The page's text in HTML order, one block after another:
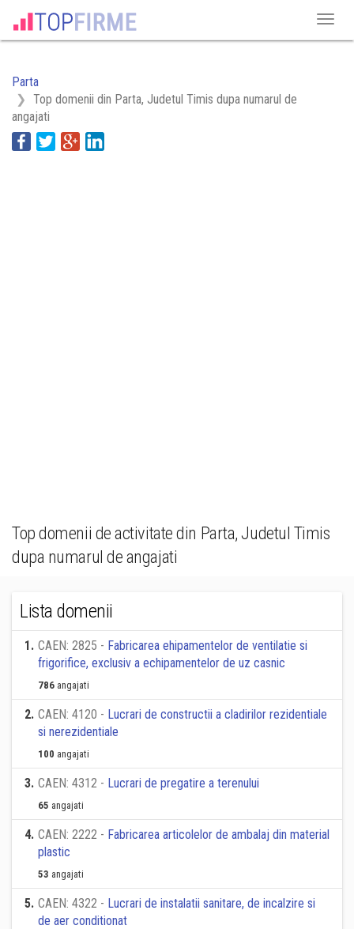
Parta
Top domenii din Parta, Judetul Timis dupa numarul de
angajati
Top domenii de activitate din Parta, Judetul Timis
dupa numarul de angajati
Lista domenii
1. CAEN: 2825 - Fabricarea ehipamentelor de ventilatie si
frigorifice, exclusiv a echipamentelor de uz casnic
786 angajati
2. CAEN: 4120 - Lucrari de constructii a cladirilor rezidentiale
si nerezidentiale
100 angajati
3. CAEN: 4312 - Lucrari de pregatire a terenului
65 angajati
4. CAEN: 2222 - Fabricarea articolelor de ambalaj din material
plastic
53 angajati
5. CAEN: 4322 - Lucrari de instalatii sanitare, de incalzire si
de aer conditionat